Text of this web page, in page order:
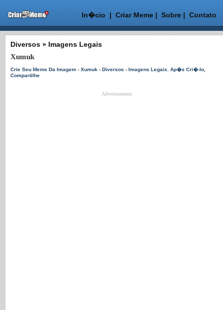
In�cio | Criar Meme| Sobre| Contato
Diversos » Imagens Legais
Xumuk
Crie Seu Meme Da Imagem - Xumuk - Diversos - Imagens Legais. Ap�s Cri�-lo,
Compartilhe
Advertisements